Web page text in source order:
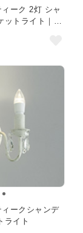
ーク 2灯 シャ
トライト｜プ
ークシャンデ
ライト